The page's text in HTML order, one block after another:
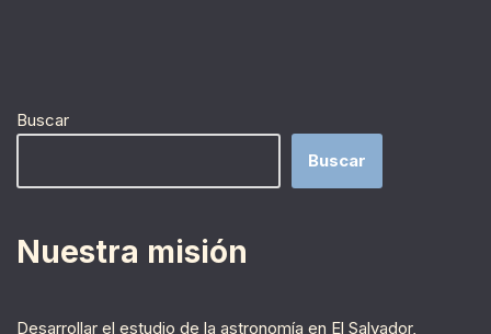
Buscar
Buscar
Nuestra misión
Desarrollar el estudio de la astronomía en El Salvador,